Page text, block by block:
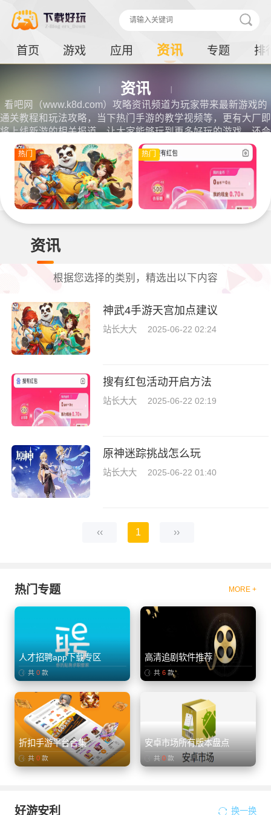
首页 游戏 应用 资讯 专题 排
资讯
看吧网（www.k8d.com）攻略资讯频道为玩家带来最新游戏的
通关教程和玩法攻略，当下热门手游的教学视频等，更有大厂即
将上线新游的相关报道，让大家能够玩到更多好玩的游戏，还会
有专业的游戏评测等，想要了解到最新手游攻略记得来看吧资
讯。
热门 热门
资讯
根据您选择的类别，精选出以下内容
神武4手游天宫加点建议
站长大大 2025-06-22 02:24
搜有红包活动开启方法
站长大大 2025-06-22 02:19
原神迷踪挑战怎么玩
站长大大 2025-06-22 01:40
‹‹ 1 ››
热门专题 MORE +
人才招聘app下载专区
共0 款
高清追剧软件推荐
共6 款
折扣手游平台合集
共0 款
安卓市场所有版本盘点
共 0 款
好游安利 换一换